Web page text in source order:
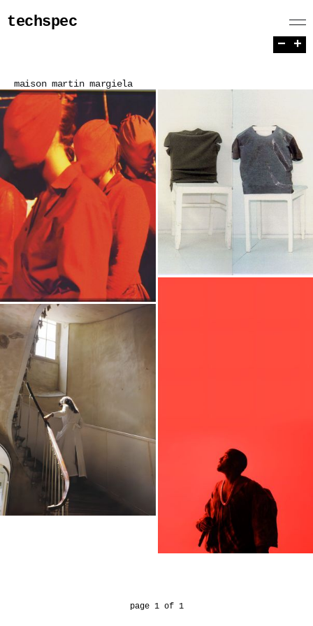
techspec
maison martin margiela
page 1 of 1
− +